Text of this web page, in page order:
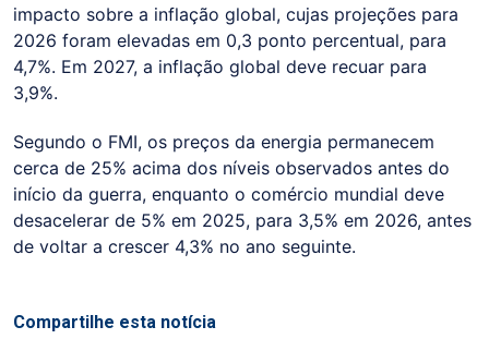
impacto sobre a inflação global, cujas projeções para
2026 foram elevadas em 0,3 ponto percentual, para
4,7%. Em 2027, a inflação global deve recuar para
3,9%.
Segundo o FMI, os preços da energia permanecem
cerca de 25% acima dos níveis observados antes do
início da guerra, enquanto o comércio mundial deve
desacelerar de 5% em 2025, para 3,5% em 2026, antes
de voltar a crescer 4,3% no ano seguinte.
Compartilhe esta notícia